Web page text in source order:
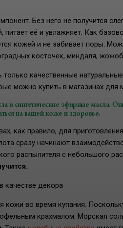
Без него не получится
её и увлажняет. Как
кожей и не забивает поры.
косточек, миндаля,
качественные
можно купить в магазинах для
и синтетические эфирные масла.
на вашей коже и здоровье.
как правило, для
сразу начинают
распылителя с небольшого
качестве декора
кожи во время купания.
крахмалом. Морская